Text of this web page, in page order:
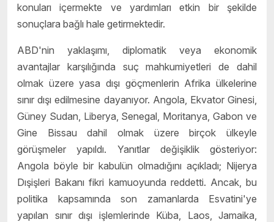
konuları içermekte ve yardımları etkin bir şekilde
sonuçlara bağlı hale getirmektedir.
ABD'nin yaklaşımı, diplomatik veya ekonomik
avantajlar karşılığında suç mahkumiyetleri de dahil
olmak üzere yasa dışı göçmenlerin Afrika ülkelerine
sınır dışı edilmesine dayanıyor. Angola, Ekvator Ginesi,
Güney Sudan, Liberya, Senegal, Moritanya, Gabon ve
Gine Bissau dahil olmak üzere birçok ülkeyle
görüşmeler yapıldı. Yanıtlar değişiklik gösteriyor:
Angola böyle bir kabulün olmadığını açıkladı; Nijerya
Dışişleri Bakanı fikri kamuoyunda reddetti. Ancak, bu
politika kapsamında son zamanlarda Esvatini'ye
yapılan sınır dışı işlemlerinde Küba, Laos, Jamaika,